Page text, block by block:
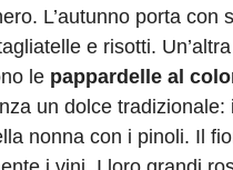
L’autunno porta con
e risotti.
le pappardelle al
un dolce tradizionale:
nonna con i pinoli. Il